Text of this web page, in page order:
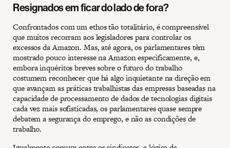
Resignados em ficar do lado de fora?
Confrontados com um ethos tão totalitário, é compreensível
que muitos recorram aos legisladores para controlar os
excessos da Amazon. Mas, até agora, os parlamentares têm
mostrado pouco interesse na Amazon especificamente, e,
embora inquéritos breves sobre o futuro do trabalho
costumem reconhecer que há algo inquietante na direção em
que avançam as práticas trabalhistas das empresas baseadas na
capacidade de processamento de dados de tecnologias digitais
cada vez mais sofisticadas, os parlamentares quase sempre
debatem a segurança do emprego, e não as condições de
trabalho.